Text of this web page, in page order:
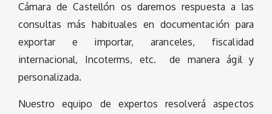
Cámara de Castellón os daremos respuesta a las
consultas más habituales en documentación para
exportar e importar, aranceles, fiscalidad
internacional, Incoterms, etc. de manera ágil y
personalizada.
Nuestro equipo de expertos resolverá aspectos